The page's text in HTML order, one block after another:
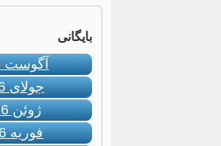
بایگانی
آگوست 2026
جولای 2026
ژوئن 2026
فوریه 2026